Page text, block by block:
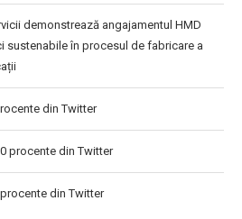
demonstrează angajamentul HMD
sustenabile în procesul de fabricare a
din Twitter
procente din Twitter
procente din Twitter